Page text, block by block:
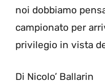
noi dobbiamo
campionato per
privilegio in vista
Di Nicolo’ Ballarin